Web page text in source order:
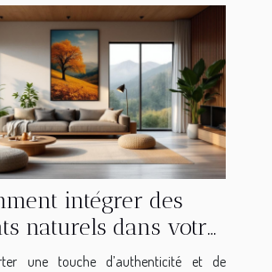
intégrer des
naturels dans votre
intérieure ?
une touche d’authenticité et de